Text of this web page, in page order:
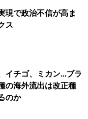
現で政治不信が高ま
ス
イチゴ、ミカン...ブラ
の海外流出は改正種
のか